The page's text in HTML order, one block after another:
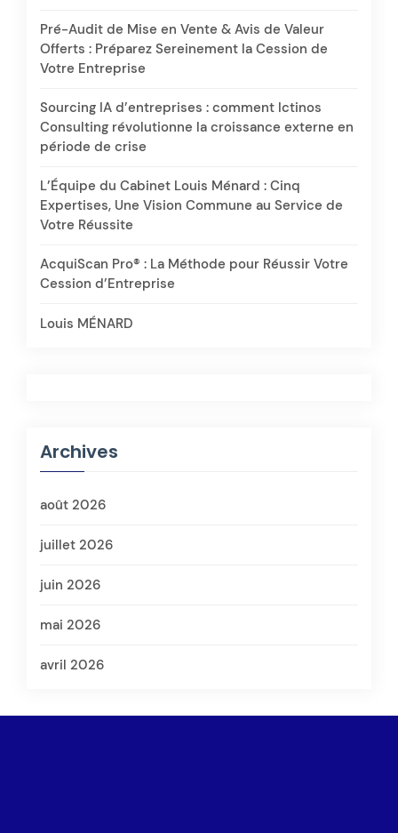
Pré-Audit de Mise en Vente & Avis de Valeur
Offerts : Préparez Sereinement la Cession de
Votre Entreprise
Sourcing IA d’entreprises : comment Ictinos
Consulting révolutionne la croissance externe en
période de crise
L’Équipe du Cabinet Louis Ménard : Cinq
Expertises, Une Vision Commune au Service de
Votre Réussite
AcquiScan Pro® : La Méthode pour Réussir Votre
Cession d’Entreprise
Louis MÉNARD
Archives
août 2026
juillet 2026
juin 2026
mai 2026
avril 2026